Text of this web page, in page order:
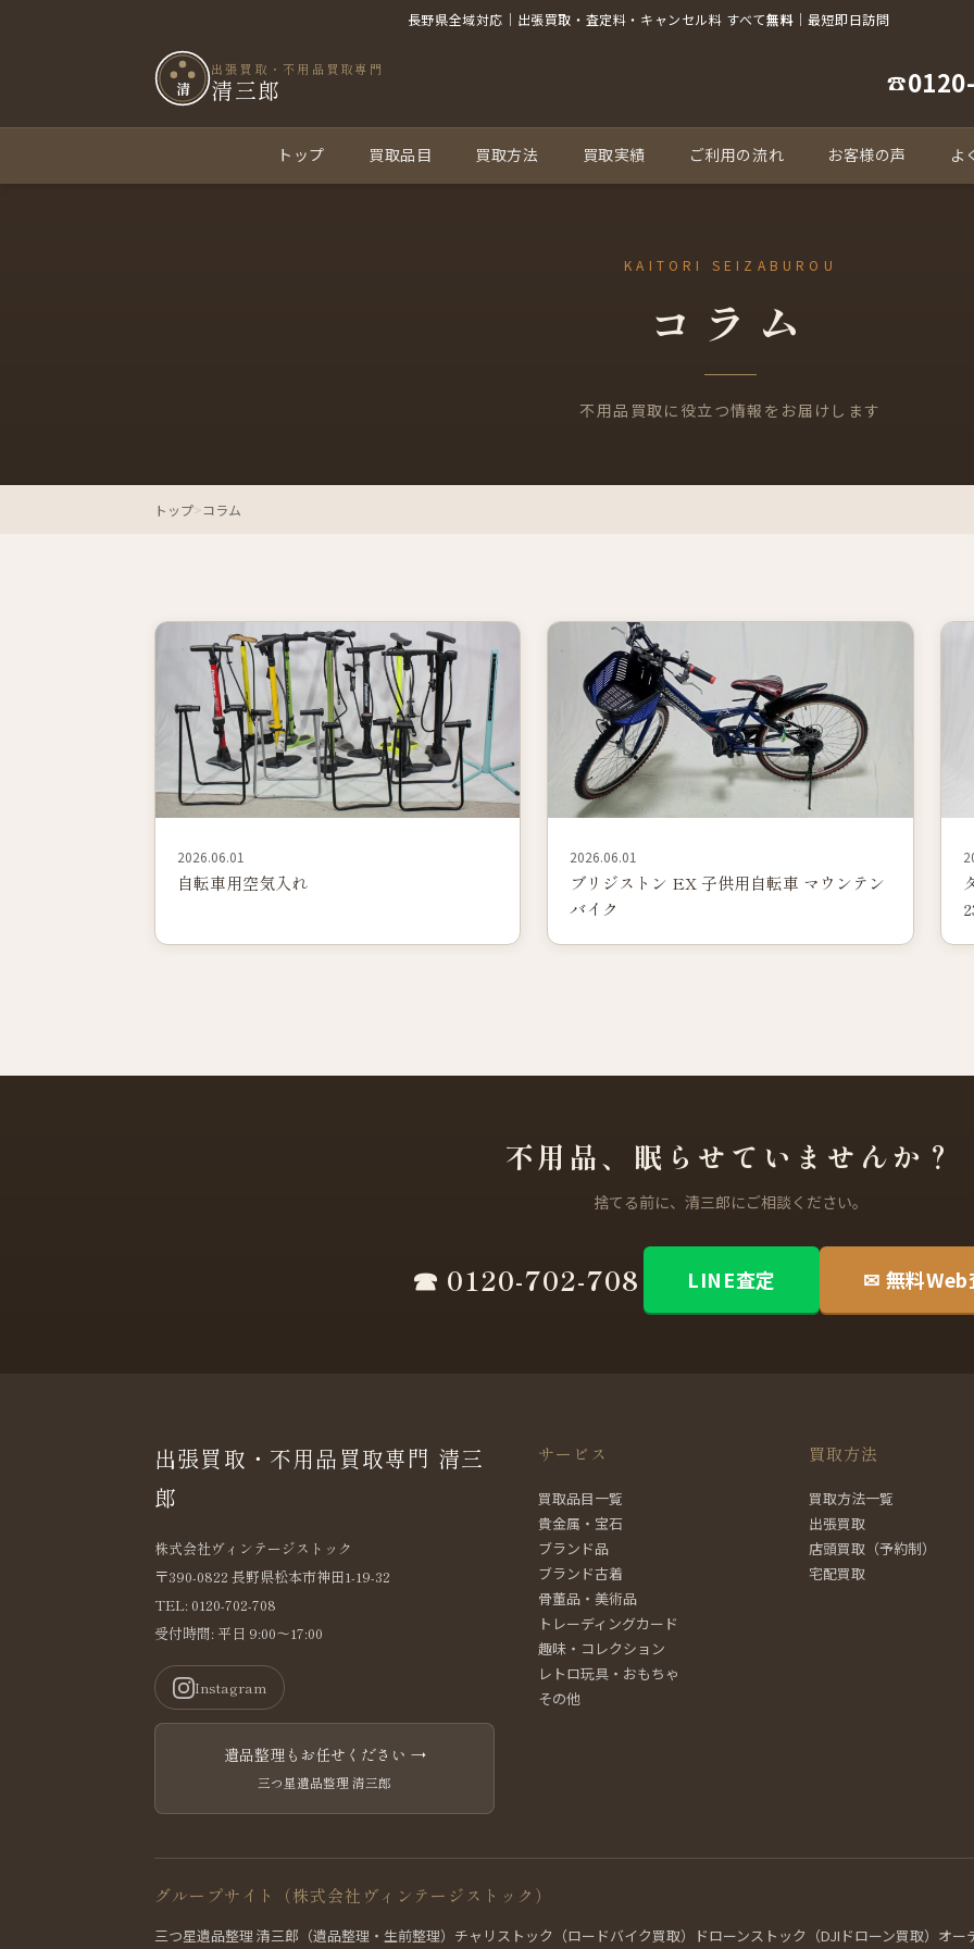
長野県全域対応｜出張買取・査定料・キャンセル料 すべて無料 ｜最短即日訪問
清
出張買取・不用品買取専門
清三郎 ☎
トップ 買取品目 買取方法 買取実績 ご利用の流れ お客様の声 よ
コラム
不用品買取に役立つ情報をお届けします
トップ>コラム
2026.06.01
自転車用空気入れ
2026.06.01
ブリジストン EX 子供用自転車 マウンテン
バイク
不用品、眠らせていませんか？
捨てる前に、清三郎にご相談ください。
☎ 0120-702-708 LINE査定 ✉ 無料Web
出張買取・不用品買取専門 清三
郎
株式会社ヴィンテージストック
〒390-0822 長野県松本市神田1-19-32
TEL: 0120-702-708
受付時間: 平日 9:00〜17:00
Instagram
遺品整理もお任せください →
三つ星遺品整理 清三郎
サービス
買取品目一覧
貴金属・宝石
ブランド品
ブランド古着
骨董品・美術品
トレーディングカード
趣味・コレクション
レトロ玩具・おもちゃ
その他
買取方法
買取方法一覧
出張買取
店頭買取（予約制）
宅配買取
グループサイト（株式会社ヴィンテージストック）
三つ星遺品整理 清三郎（遺品整理・生前整理） チャリストック（ロードバイク買取） ドローンストック（DJIドローン買取） オー